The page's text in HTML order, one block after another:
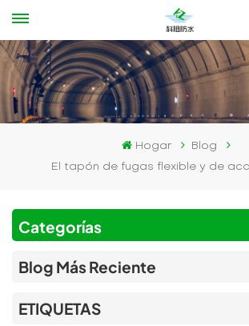
Hogar
Blog
El tapón de fugas flexible y de
Categorías
Blog Más Reciente
ETIQUETAS